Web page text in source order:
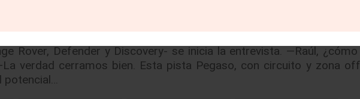
detalla expansión, posventa, lanzamientos,
PEREZ S. robertpez@yahoo.com PISTA PEGASO, EdoMex.-
y pruebas de manejo, donde ruedan los productos de las cuatro
Rover, Defender y Discovery- se inicia la entrevista. —Raúl,
verdad cerramos bien. Esta pista Pegaso, con circuito y zona